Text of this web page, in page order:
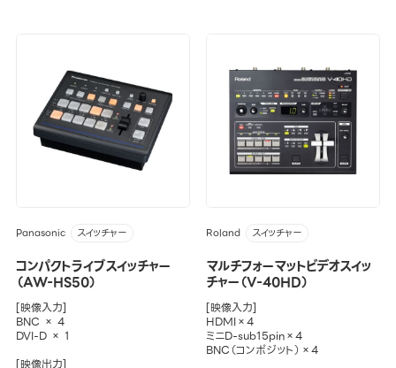
Panasonic スイッチャー
コンパクトライブスイッチャー
（AW-HS50）
[映像入力]
BNC × 4
DVI-D × 1
[映像出力]
Roland スイッチャー
マルチフォーマットビデオスイッ
チャー（V-40HD）
[映像入力]
HDMI×4
ミニD-sub15pin×4
BNC（コンポジット）×4